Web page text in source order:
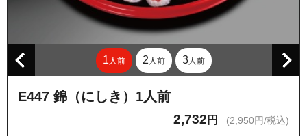
1人前 2 人前 3人前
E447 錦（にしき）1人前
2,732 円 (2,950円/税込)